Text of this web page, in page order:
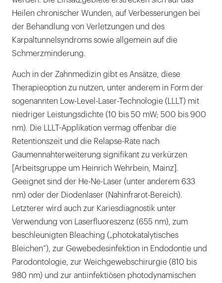
Heilen chronischer Wunden, auf Verbesserungen bei
der Behandlung von Verletzungen und des
Karpaltunnelsyndroms sowie allgemein auf die
Schmerzminderung.
Auch in der Zahnmedizin gibt es Ansätze, diese
Therapieoption zu nutzen, unter anderem in Form der
sogenannten Low-Level-Laser-Technologie (LLLT) mit
niedriger Leistungsdichte (10 bis 50 mW; 500 bis 900
nm). Die LLLT-Applikation vermag offenbar die
Retentionszeit und die Relapse-Rate nach
Gaumennahterweiterung signifikant zu verkürzen
[Arbeitsgruppe um Heinrich Wehrbein, Mainz].
Geeignet sind der He-Ne-Laser (unter anderem 633
nm) oder der Diodenlaser (Nahinfrarot-Bereich).
Letzterer wird auch zur Kariesdiagnostik unter
Verwendung von Laserfluoreszenz (655 nm), zum
beschleunigten Bleaching („photokatalytisches
Bleichen“), zur Gewebedesinfektion in Endodontie und
Parodontologie, zur Weichgewebschirurgie (810 bis
980 nm) und zur antiinfektiösen photodynamischen